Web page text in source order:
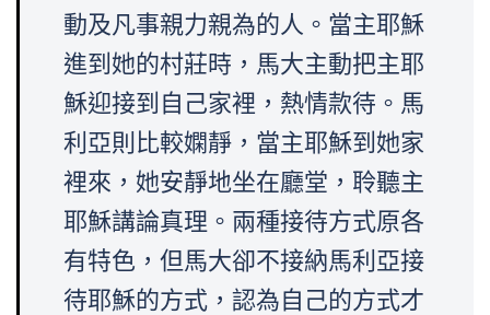
動及凡事親力親為的人。當主耶穌
進到她的村莊時，馬大主動把主耶
穌迎接到自己家裡，熱情款待。馬
利亞則比較嫻靜，當主耶穌到她家
裡來，她安靜地坐在廳堂，聆聽主
耶穌講論真理。兩種接待方式原各
有特色，但馬大卻不接納馬利亞接
待耶穌的方式，認為自己的方式才